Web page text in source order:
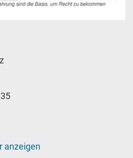
anzeigen